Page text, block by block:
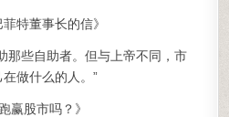
特董事长的信》
那些自助者。但与上帝不同，市
做什么的人。”
赢股市吗？》